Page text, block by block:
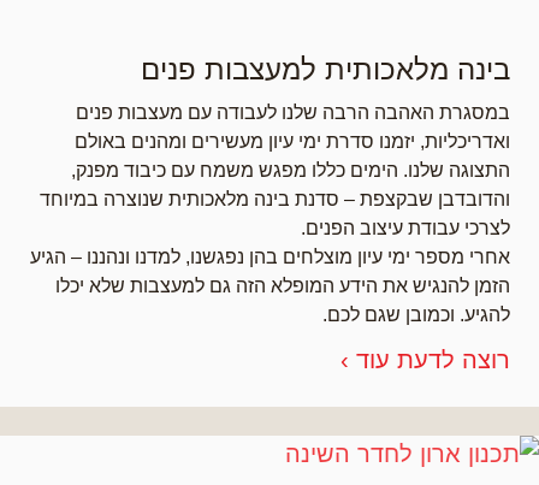
בינה מלאכותית למעצבות פנים
במסגרת האהבה הרבה שלנו לעבודה עם מעצבות פנים
ואדריכליות, יזמנו סדרת ימי עיון מעשירים ומהנים באולם
התצוגה שלנו. הימים כללו מפגש משמח עם כיבוד מפנק,
והדובדבן שבקצפת – סדנת בינה מלאכותית שנוצרה במיוחד
לצרכי עבודת עיצוב הפנים.
אחרי מספר ימי עיון מוצלחים בהן נפגשנו, למדנו ונהננו – הגיע
הזמן להנגיש את הידע המופלא הזה גם למעצבות שלא יכלו
להגיע. וכמובן שגם לכם.
רוצה לדעת עוד ›